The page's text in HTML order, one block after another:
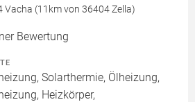
Vacha (11km von 36404 Zella)
Bewertung
Solarthermie, Ölheizung,
Heizkörper,